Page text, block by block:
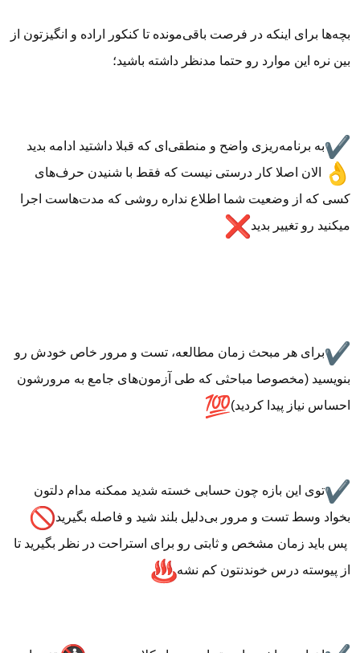
بچه‌ها برای اینکه در فرصت باقی‌مونده تا کنکور اراده و انگیزتون از
بین نره این موارد رو حتما مدنظر داشته باشید؛
به برنامه‌ریزی واضح و منطقی‌ای که قبلا داشتید ادامه بدید
الان اصلا کار درستی نیست که فقط با شنیدن حرف‌های
کسی که از وضعیت شما اطلاع نداره روشی که مدت‌هاست اجرا
میکنید رو تغییر بدید
برای هر مبحث زمان مطالعه، تست و مرور خاص خودش رو
بنویسید (مخصوصا مباحثی که طی آزمون‌های جامع به مرورشون
احساس نیاز پیدا کردید)
توی این بازه چون حسابی خسته شدید ممکنه مدام دلتون
بخواد وسط تست و مرور بی‌دلیل بلند شید و فاصله بگیرید
پس باید زمان مشخص و ثابتی رو برای استراحت در نظر بگیرید تا
از پیوسته درس خوندنتون کم نشه